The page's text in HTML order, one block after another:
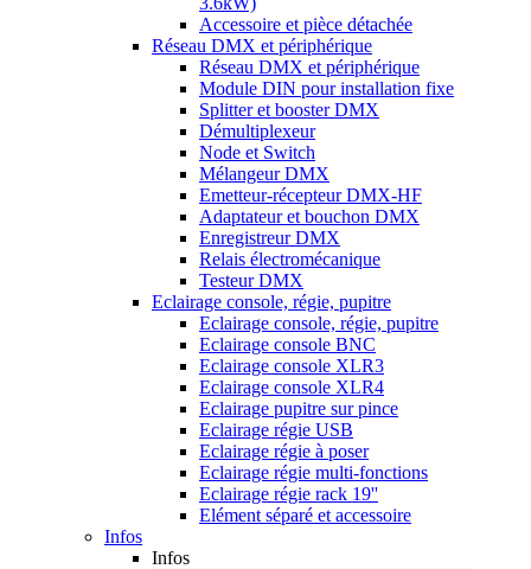
Accessoire et pièce détachée
Réseau DMX et périphérique
Réseau DMX et périphérique
Module DIN pour installation fixe
Splitter et booster DMX
Démultiplexeur
Node et Switch
Mélangeur DMX
Emetteur-récepteur DMX-HF
Adaptateur et bouchon DMX
Enregistreur DMX
Relais électromécanique
Testeur DMX
Eclairage console, régie, pupitre
Eclairage console, régie, pupitre
Eclairage console BNC
Eclairage console XLR3
Eclairage console XLR4
Eclairage pupitre sur pince
Eclairage régie USB
Eclairage régie à poser
Eclairage régie multi-fonctions
Eclairage régie rack 19''
Elément séparé et accessoire
Infos
Infos